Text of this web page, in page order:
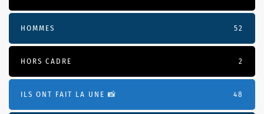
HOMMES 52
HORS CADRE 2
ILS ONT FAIT LA UNE 📸 48